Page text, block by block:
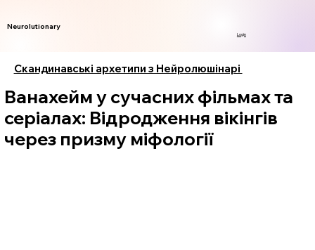
Neurolutionary
Login
Скандинавські архетипи з Нейролюшінарі
Ванахейм у сучасних фільмах та
серіалах: Відродження вікінгів
через призму міфології